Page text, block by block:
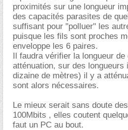
proximités sur une longueur
des capacités parasites de
suffisant pour "polluer" les
puisque les fils sont proches
enveloppe les 6 paires.
Il faudra vérifier la longueur de
atténuation, sur des longueurs
dizaine de mètres) il y a
sont alors nécessaires.
Le mieux serait sans doute
100Mbits , elles coutent
faut un PC au bout.